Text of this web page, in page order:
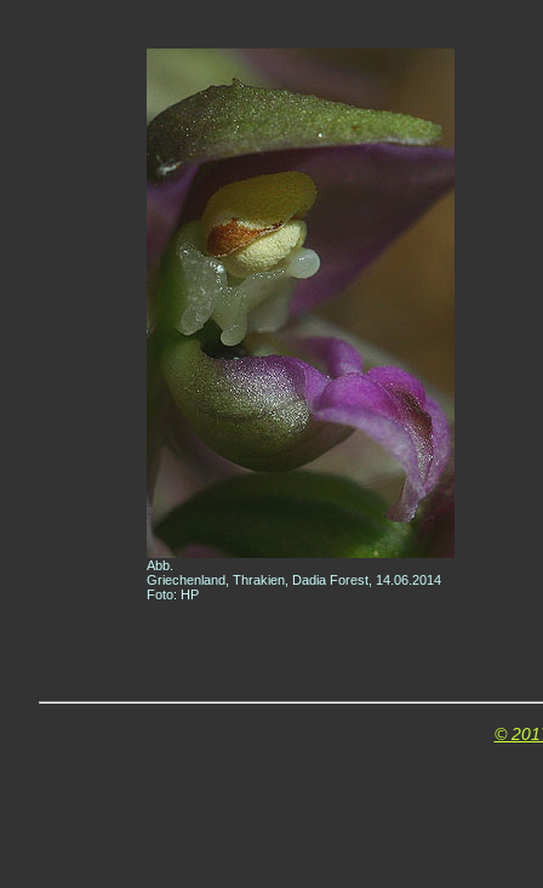
Abb.
Griechenland, Thrakien, Dadia Forest, 14.06.2014
Foto: HP
©